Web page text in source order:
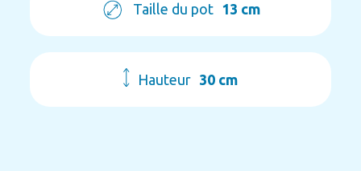
Taille du pot 13 cm
Hauteur 30 cm